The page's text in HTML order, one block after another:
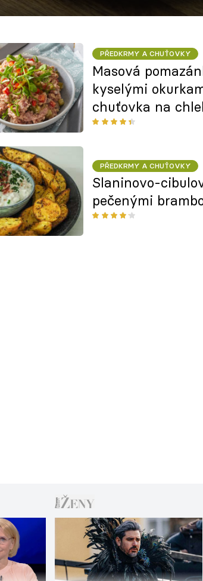
PŘEDKRMY A CHUŤOVKY
Masová
kyselými
chuťovka na
PŘEDKRMY A CHUŤOVKY
Slaninovo-
pečenými